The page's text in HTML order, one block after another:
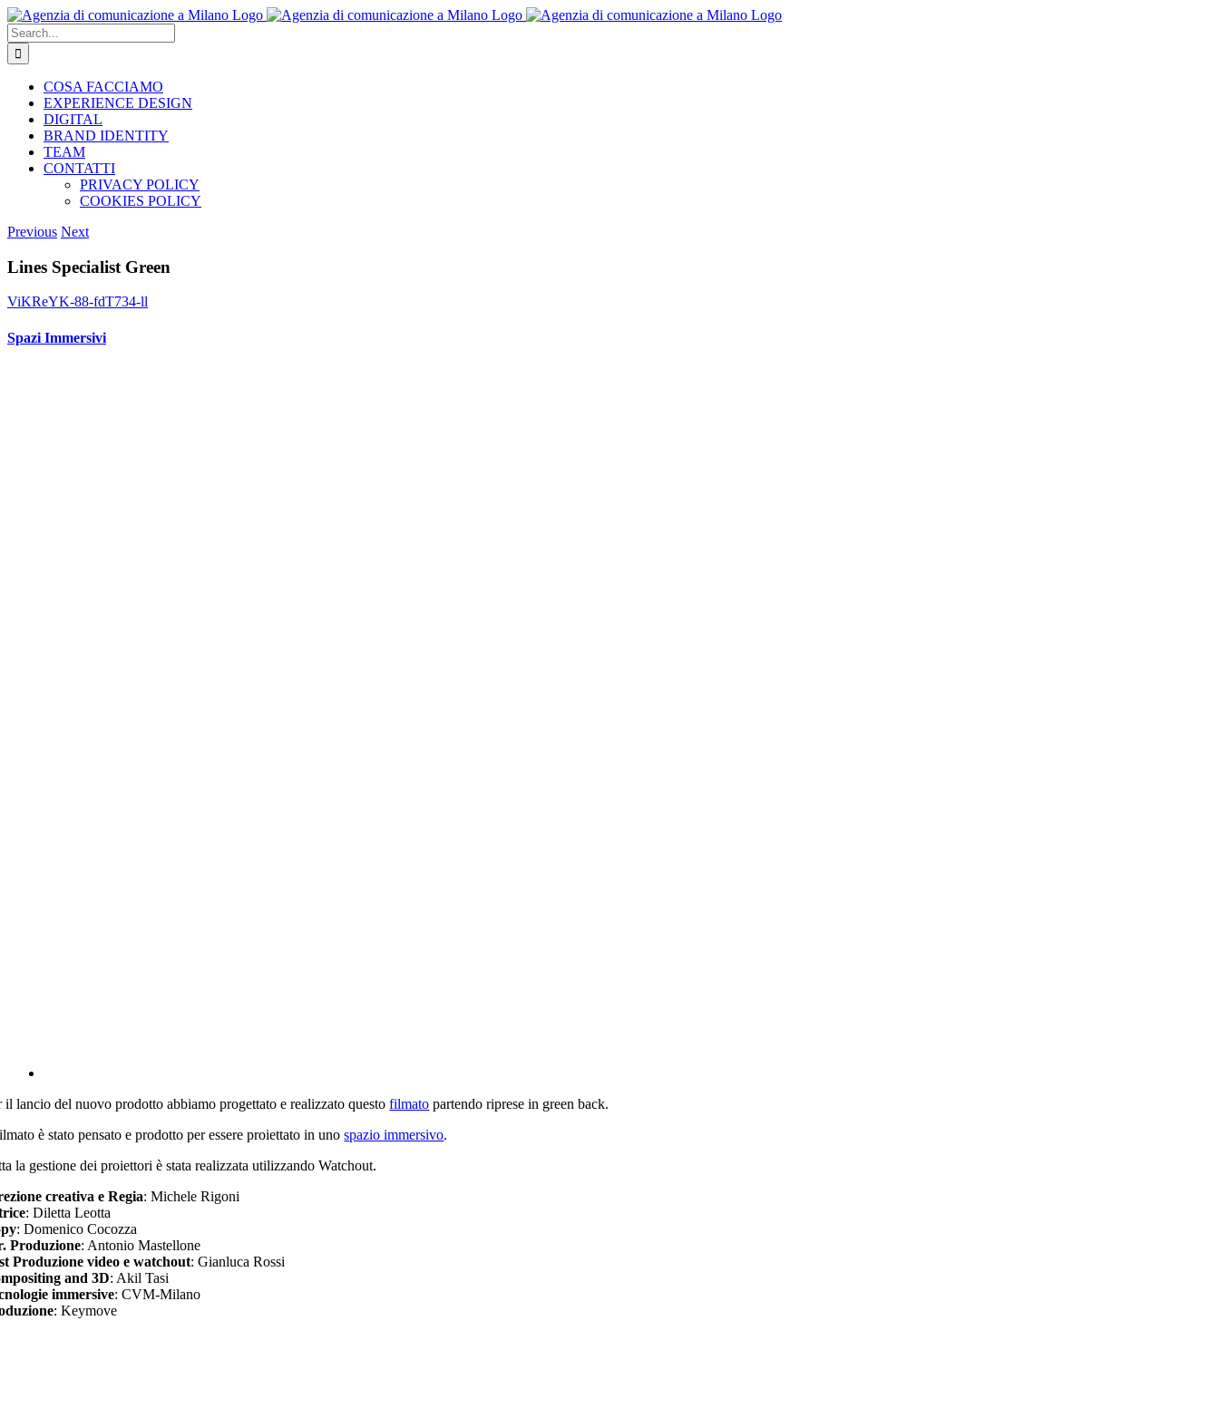
Skip
to
content
Search
for:
COSA FACCIAMO
EXPERIENCE DESIGN
DIGITAL
BRAND IDENTITY
TEAM
CONTATTI
PRIVACY POLICY
COOKIES POLICY
Previous Next
Lines Specialist Green
ViKReYK-88-fdT734-ll
Spazi Immersivi
il lancio del nuovo prodotto abbiamo progettato e realizzato questofilmato partendo riprese in green back.
è stato pensato e prodotto per essere proiettato in unospazio immersivo.
la gestione dei proiettori è stata realizzata utilizzando Watchout.
creativa e Regia: Michele Rigoni
: Diletta Leotta
: Domenico Cocozza
Produzione: Antonio Mastellone
Produzione video e watchout: Gianluca Rossi
and 3D: Akil Tasi
immersive: CVM-Milano
: Keymove